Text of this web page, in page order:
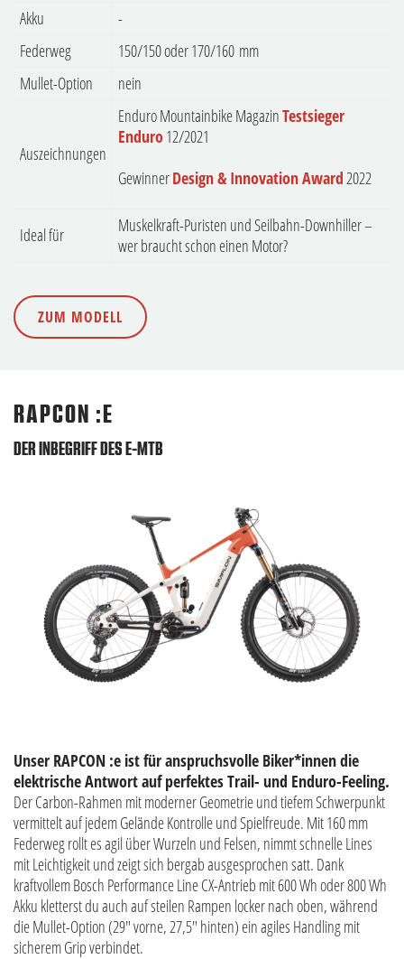
Akku
-
Federweg
150/150 oder 170/160 mm
Mullet-Option
nein
Auszeichnungen
Enduro Mountainbike MagazinTestsieger
Enduro12/2021
GewinnerDesign & Innovation Award2022
Ideal für
Muskelkraft-Puristen und Seilbahn-Downhiller –
wer braucht schon einen Motor?
ZUM MODELL
RAPCON :E
DER INBEGRIFF DES E-MTB
Unser RAPCON :e ist für anspruchsvolle Biker*innen die
elektrische Antwort auf perfektes Trail- und Enduro-Feeling.
Der Carbon-Rahmen mit moderner Geometrie und tiefem Schwerpunkt
vermittelt auf jedem Gelände Kontrolle und Spielfreude. Mit 160 mm
Federweg rollt es agil über Wurzeln und Felsen, nimmt schnelle Lines
mit Leichtigkeit und zeigt sich bergab ausgesprochen satt. Dank
kraftvollem Bosch Performance Line CX-Antrieb mit 600 Wh oder 800 Wh
Akku kletterst du auch auf steilen Rampen locker nach oben, während
die Mullet-Option (29″ vorne, 27,5″ hinten) ein agiles Handling mit
sicherem Grip verbindet.